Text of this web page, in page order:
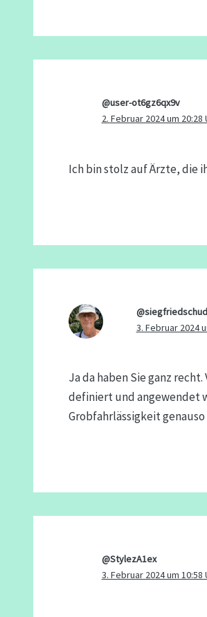
@user-ot6gz6qx9v
2. Februar 2024 um 20:28
Ich bin stolz auf Ärzte, die
3. Februar 2024
Ja da haben Sie ganz
definiert und angewendet
Grobfahrlässigkeit
@StylezA1ex
3. Februar 2024 um 10:58